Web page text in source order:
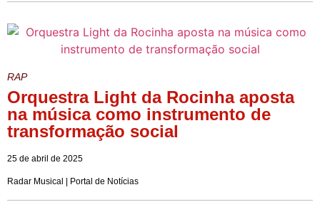
RAP
Orquestra Light da Rocinha aposta
na música como instrumento de
transformação social
25 de abril de 2025
Radar Musical | Portal de Notícias